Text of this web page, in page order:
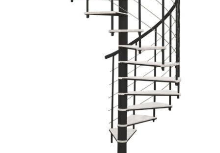
Scale in alluminio
Parapetti Ringhiere Balaustre in acciaio e alluminio
Scala a chiocciola 160 cm